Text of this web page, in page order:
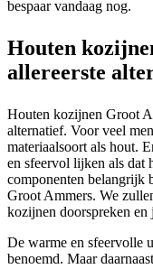
bespaar vandaag nog.
Houten
allereerste
Houten kozijnen Groot
alternatief. Voor veel
materiaalsoort als hout.
en sfeervol lijken als dat
componenten belangrijk
Groot Ammers. We
kozijnen doorspreken
De warme en sfeervolle
benoemd. Maar